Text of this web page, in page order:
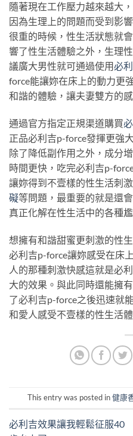
隨著現在工作壓力越來越大
因為生理上的問題而受到影
很重的時候，性生活狀態就
響了性生活體驗之外，生理
議廣大男性就可通過使用必
force能讓妳在床上的動力更
和諧的體驗，讓夫妻雙方的
通過官方指定正規渠道購買
正品必利吉p-force發揮更強
除了降低副作用之外，成分
時間更快，吃完必利吉p-
讓妳得到不壹樣的性生活刺
礙等問題，最重要的就是還
真正化解在性生活中的各種
想擁有和諧甜蜜更刺激的性
必利吉p-force讓妳感受在床
人的那種刺激快感這就是必
大的效果。與此同時還能擁
了必利吉p-force之後迅速就
和愛人感受不壹樣的性生活體
This entry was posted in健康
必利吉效果讓我輕鬆征服40